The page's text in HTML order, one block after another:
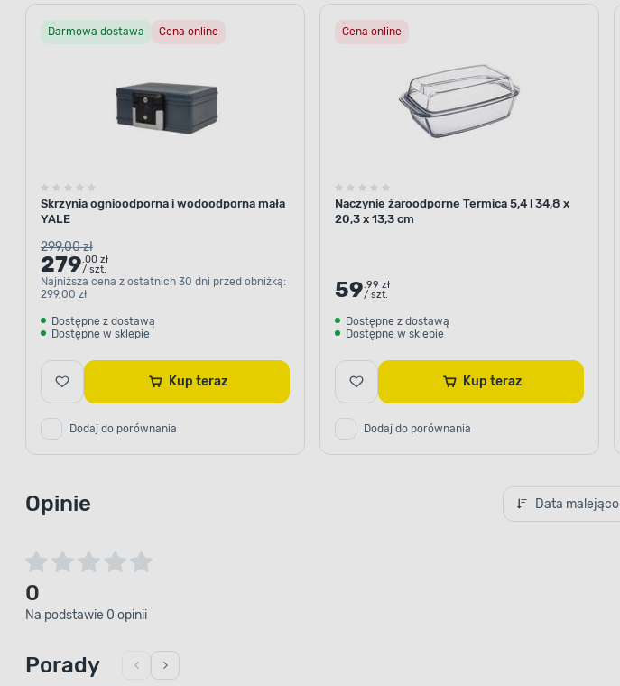
Darmowa dostawa Cena online
Skrzynia ognioodporna i wodoodporna mała
YALE
299,00 zł
279.00 zł
/ szt.
Najniższa cena z ostatnich 30 dni przed obniżką:
299,00 zł
Dostępne z dostawą
Dostępne w sklepie
Kup teraz
Dodaj do porównania
Cena online
Naczynie żaroodporne Termica 5,4 l 34,8 x
20,3 x 13,3 cm
59.99 zł
/ szt.
Dostępne z dostawą
Dostępne w sklepie
Kup teraz
Dodaj do porównania
Opinie Data malejąco
0
Na podstawie 0 opinii
Porady